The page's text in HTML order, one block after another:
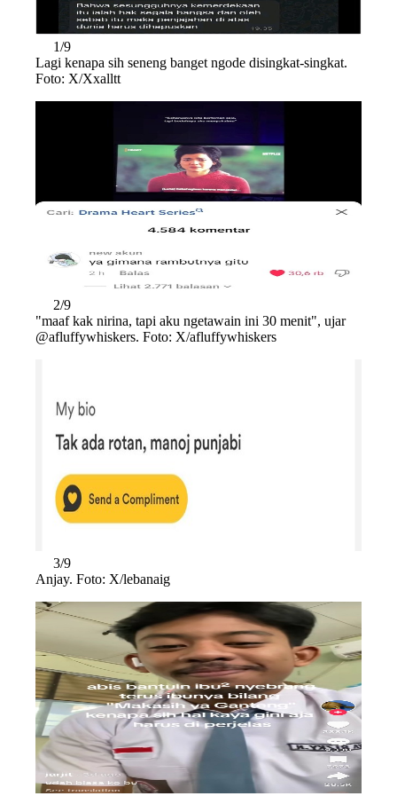
1/9
Lagi kenapa sih seneng banget ngode disingkat-singkat.
Foto: X/Xxalltt
2/9
"maaf kak nirina, tapi aku ngetawain ini 30 menit", ujar
@afluffywhiskers. Foto: X/afluffywhiskers
3/9
Anjay. Foto: X/lebanaig